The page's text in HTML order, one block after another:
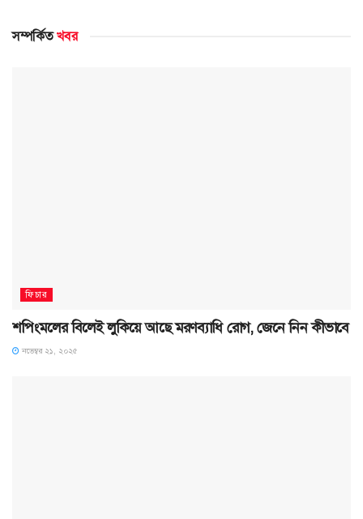
সম্পর্কিতখবর
ফিচার
শপিংমলের বিলেই লুকিয়ে আছে মরণব্যাধি রোগ, জেনে নিন কীভাবে
নভেম্বর ২১, ২০২৫